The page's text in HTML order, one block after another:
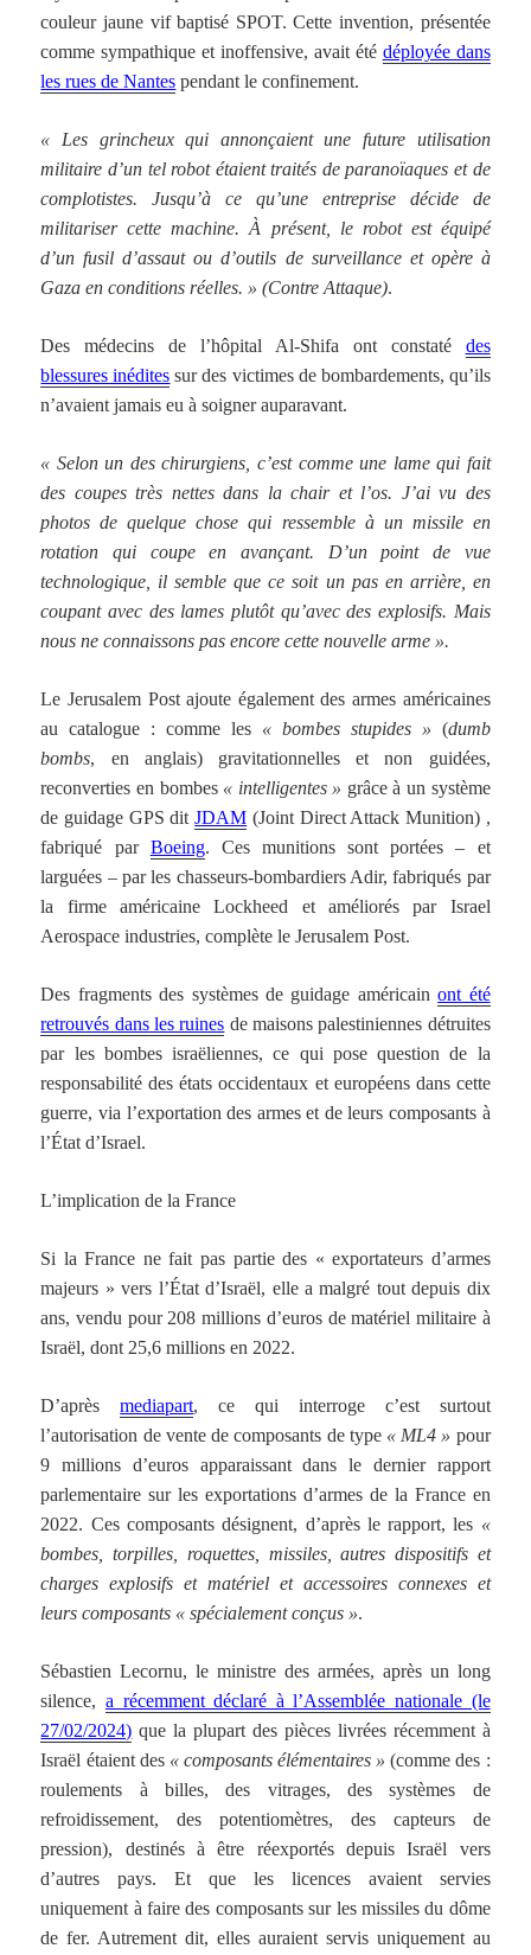
couleur jaune vif baptisé SPOT. Cette invention, présentée
comme sympathique et inoffensive, avait été déployée dans
les rues de Nantes pendant le confinement.
« Les grincheux qui annonçaient une future utilisation
militaire d’un tel robot étaient traités de paranoïaques et de
complotistes. Jusqu’à ce qu’une entreprise décide de
militariser cette machine. À présent, le robot est équipé
d’un fusil d’assaut ou d’outils de surveillance et opère à
Gaza en conditions réelles. » (Contre Attaque).
Des médecins de l’hôpital Al-Shifa ont constaté des
blessures inédites sur des victimes de bombardements, qu’ils
n’avaient jamais eu à soigner auparavant.
« Selon un des chirurgiens, c’est comme une lame qui fait
des coupes très nettes dans la chair et l’os. J’ai vu des
photos de quelque chose qui ressemble à un missile en
rotation qui coupe en avançant. D’un point de vue
technologique, il semble que ce soit un pas en arrière, en
coupant avec des lames plutôt qu’avec des explosifs. Mais
nous ne connaissons pas encore cette nouvelle arme ».
Le Jerusalem Post ajoute également des armes américaines
au catalogue : comme les « bombes stupides » (dumb
bombs, en anglais) gravitationnelles et non guidées,
reconverties en bombes « intelligentes » grâce à un système
de guidage GPS ditJDAM (Joint Direct Attack Munition) ,
fabriqué par Boeing. Ces munitions sont portées – et
larguées – par les chasseurs-bombardiers Adir, fabriqués par
la firme américaine Lockheed et améliorés par Israel
Aerospace industries, complète le Jerusalem Post.
Des fragments des systèmes de guidage américainont été
retrouvés dans les ruines de maisons palestiniennes détruites
par les bombes israëliennes, ce qui pose question de la
responsabilité des états occidentaux et européens dans cette
guerre, via l’exportation des armes et de leurs composants à
l’État d’Israel.
L’implication de la France
Si la France ne fait pas partie des « exportateurs d’armes
majeurs » vers l’État d’Israël, elle a malgré tout depuis dix
ans, vendu pour 208 millions d’euros de matériel militaire à
Israël, dont 25,6 millions en 2022.
D’aprèsmediapart, ce qui interroge c’est surtout
l’autorisation de vente de composants de type « ML4 » pour
9 millions d’euros apparaissant dans le dernier rapport
parlementaire sur les exportations d’armes de la France en
2022. Ces composants désignent, d’après le rapport, les «
bombes, torpilles, roquettes, missiles, autres dispositifs et
charges explosifs et matériel et accessoires connexes et
leurs composants « spécialement conçus ».
Sébastien Lecornu, le ministre des armées, après un long
silence,a récemment déclaré à l’Assemblée nationale (le
27/02/2024) que la plupart des pièces livrées récemment à
Israël étaient des « composants élémentaires » (comme des :
roulements à billes, des vitrages, des systèmes de
refroidissement, des potentiomètres, des capteurs de
pression), destinés à être réexportés depuis Israël vers
d’autres pays. Et que les licences avaient servies
uniquement à faire des composants sur les missiles du dôme
de fer. Autrement dit, elles auraient servis uniquement au